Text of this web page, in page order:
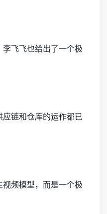
飞飞也给出了一个极
链和仓库的运作都已
频模型，而是一个极